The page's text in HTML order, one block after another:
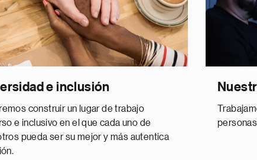
e inclusión
construir un lugar de trabajo
e inclusivo en el que cada uno de
pueda ser su mejor y más autentica